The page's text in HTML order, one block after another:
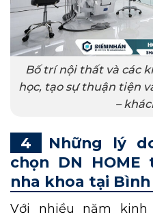
Bố trí nội thất và các
học, tạo sự thuận tiện
–
Những lý
chọn DN
nha khoa tại
Với nhiều năm kinh